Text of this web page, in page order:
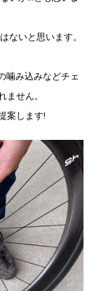
ないと思います。
噛み込みなどチェ
ません。
案します!